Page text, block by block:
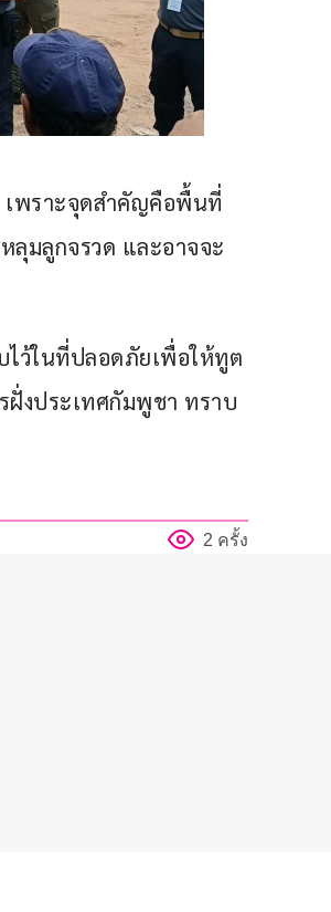
เพราะจุดสำคัญคือพื้นที่
ลุมลูกจรวด และอาจจะ
ไว้ในที่ปลอดภัยเพื่อให้ทูต
ฝั่งประเทศกัมพูชา ทราบ
2 ครั้ง